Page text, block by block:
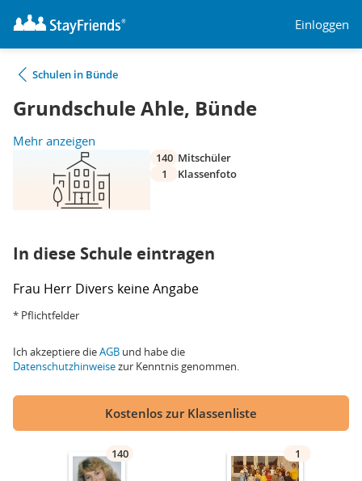
Einloggen
Schulen in Bünde
Grundschule Ahle, Bünde
Mehr anzeigen
140 Mitschüler
1
Klassenfoto
In diese Schule eintragen
Frau Herr Divers keine Angabe
* Pflichtfelder
Ich akzeptiere dieAGB und habe die
Datenschutzhinweisezur Kenntnis genommen.
Kostenlos zur Klassenliste
140 1